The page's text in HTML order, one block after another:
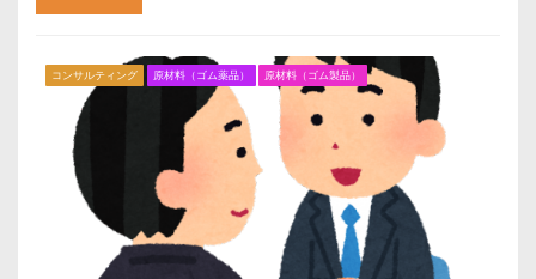
コンサルティング 原材料（ゴム薬品） 原材料（ゴム製品）